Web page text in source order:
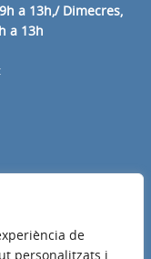
de
personalitzats i
a 13h,/ Dimecres,
a 13h